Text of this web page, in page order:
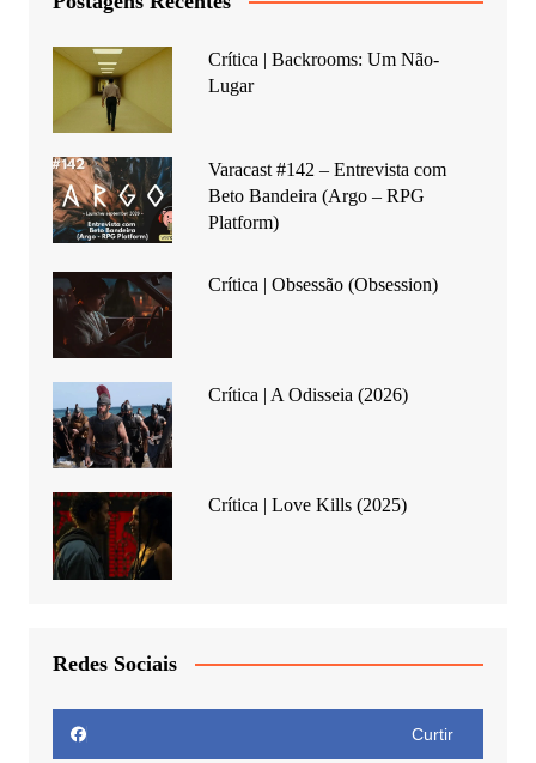
Crítica | Backrooms: Um Não-
Lugar
Varacast #142 – Entrevista com
Beto Bandeira (Argo – RPG
Platform)
Crítica | Obsessão (Obsession)
Crítica | A Odisseia (2026)
Crítica | Love Kills (2025)
Redes Sociais
Curtir